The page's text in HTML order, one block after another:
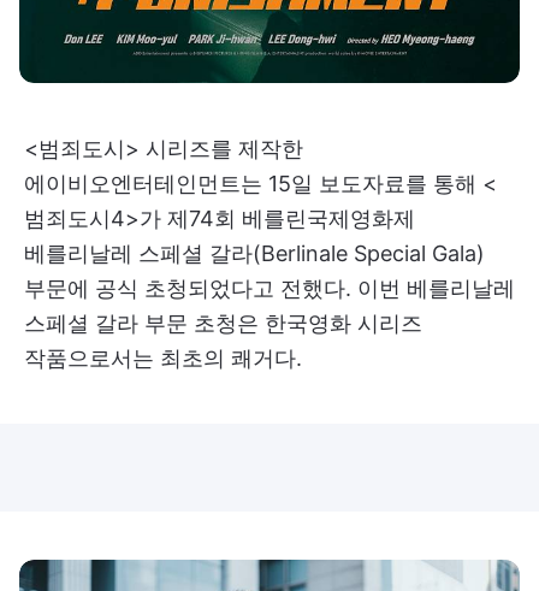
<범죄도시> 시리즈를 제작한
에이비오엔터테인먼트는 15일 보도자료를 통해 <
범죄도시4>가 제74회 베를린국제영화제
베를리날레 스페셜 갈라(Berlinale Special Gala)
부문에 공식 초청되었다고 전했다. 이번 베를리날레
스페셜 갈라 부문 초청은 한국영화 시리즈
작품으로서는 최초의 쾌거다.